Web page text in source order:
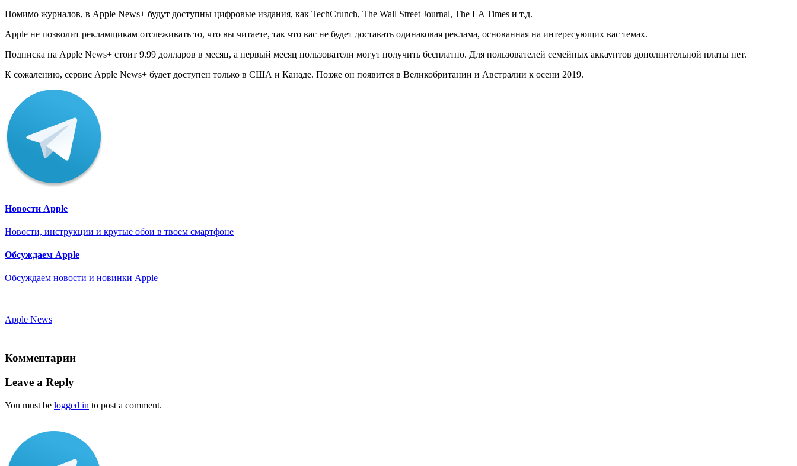
Помимо журналов, в Apple News+ будут доступны цифровые издания, как TechCrunch, The Wall Street Journal, The LA Times и т.д.
Apple не позволит рекламщикам отслеживать то, что вы читаете, так что вас не будет доставать одинаковая реклама, основанная на интересующих вас темах.
Подписка на Apple News+ стоит 9.99 долларов в месяц, а первый месяц пользователи могут получить бесплатно. Для пользователей семейных аккаунтов дополнительной платы нет.
К сожалению, сервис Apple News+ будет доступен только в США и Канаде. Позже он появится в Великобритании и Австралии к осени 2019.
Новости Apple
Новости, инструкции и крутые обои в твоем смартфоне
Обсуждаем Apple
Обсуждаем новости и новинки Apple
Apple News
Комментарии
Leave a Reply
You must be logged in to post a comment.